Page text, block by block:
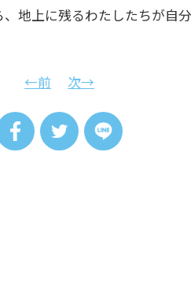
地上に残るわたしたちが自
←前 次→